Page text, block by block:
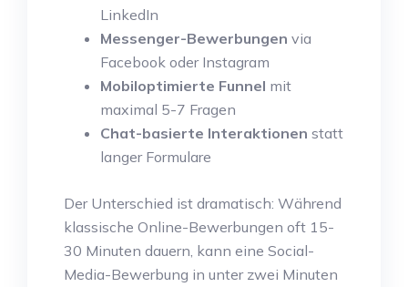
LinkedIn
Messenger-Bewerbungen via
Facebook oder Instagram
Mobiloptimierte Funnel mit
maximal 5-7 Fragen
Chat-basierte Interaktionen statt
langer Formulare
Der Unterschied ist dramatisch: Während
klassische Online-Bewerbungen oft 15-
30 Minuten dauern, kann eine Social-
Media-Bewerbung in unter zwei Minuten